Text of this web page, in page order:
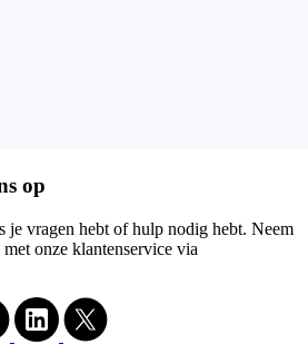
op
je vragen hebt of hulp nodig hebt. Neem
onze klantenservice via